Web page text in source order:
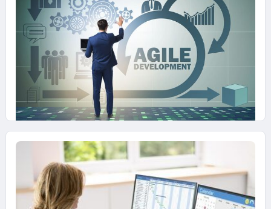
Metodologia Agile: come migliorare
coinvolgimento e impegno?
Attraverso alcune azioni è possibile costruire
una cultura di responsabilità condivisa e attiva,
utile a migliorare una delle disfunzioni
individuate dalla metodologia agile: la
"mancanza di impegno"
12 FEBBRAIO 2024
Metodologia Agile: dalla “Paura del
conflitto” al “Conflitto buono”